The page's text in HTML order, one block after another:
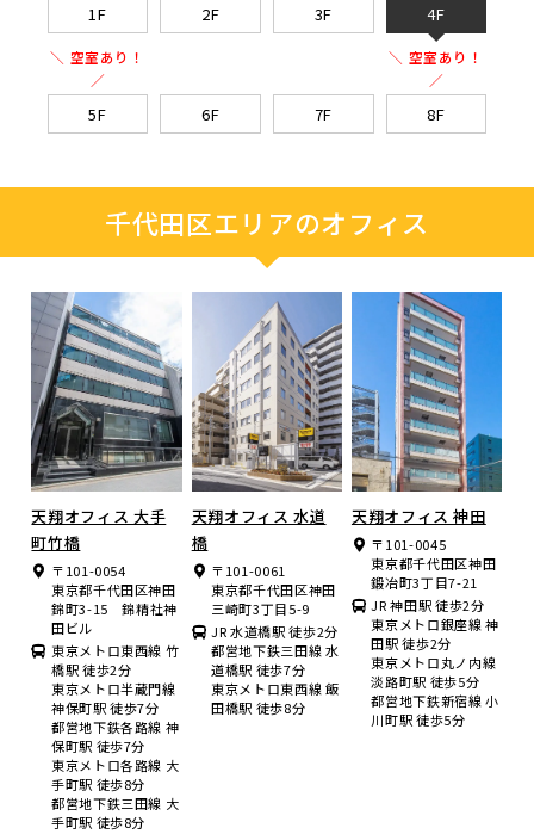
1F 2F 3F 4F
＼ 空室あり！
／
5F 6F 7F
＼ 空室あり！
／
8F
千代田区エリアのオフィス
天翔オフィス 大手
町竹橋
〒101-0054
東京都千代田区神田
錦町3-15 錦精社神
田ビル
東京メトロ東西線 竹
橋駅 徒歩2分
東京メトロ半蔵門線
神保町駅 徒歩7分
都営地下鉄各路線 神
保町駅 徒歩7分
東京メトロ各路線 大
手町駅 徒歩8分
都営地下鉄三田線 大
手町駅 徒歩8分
天翔オフィス 水道
橋
〒101-0061
東京都千代田区神田
三崎町3丁目5-9
JR 水道橋駅 徒歩2分
都営地下鉄三田線 水
道橋駅 徒歩7分
東京メトロ東西線 飯
田橋駅 徒歩8分
天翔オフィス 神田
〒101-0045
東京都千代田区神田
鍛冶町3丁目7-21
JR 神田駅 徒歩2分
東京メトロ銀座線 神
田駅 徒歩2分
東京メトロ丸ノ内線
淡路町駅 徒歩5分
都営地下鉄新宿線 小
川町駅 徒歩5分